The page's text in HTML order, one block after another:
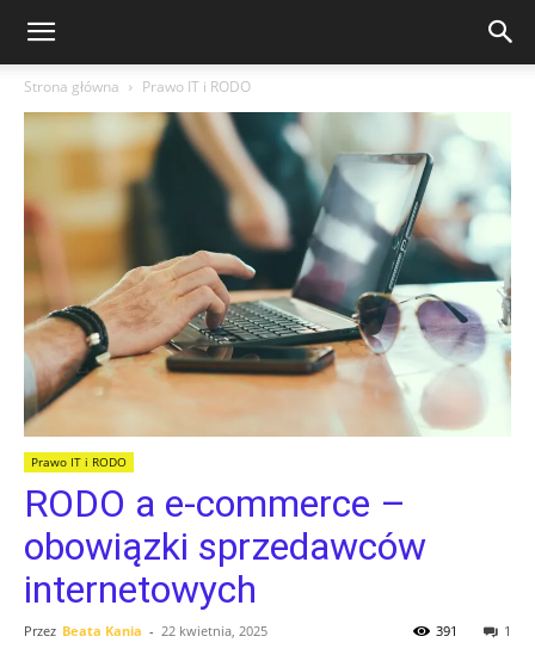
Strona główna Prawo IT i RODO
Prawo IT i RODO
RODO a e-commerce –
obowiązki sprzedawców
internetowych
Przez Beata Kania - 22 kwietnia, 2025 1
391